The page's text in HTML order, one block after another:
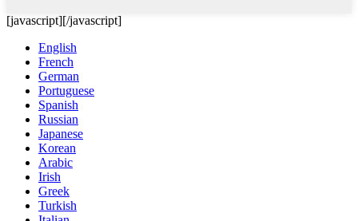
[javascript][/javascript]
English
French
German
Portuguese
Spanish
Russian
Japanese
Korean
Arabic
Irish
Greek
Turkish